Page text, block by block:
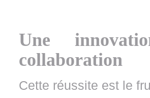
Une
collaboration
Cette réussite est le